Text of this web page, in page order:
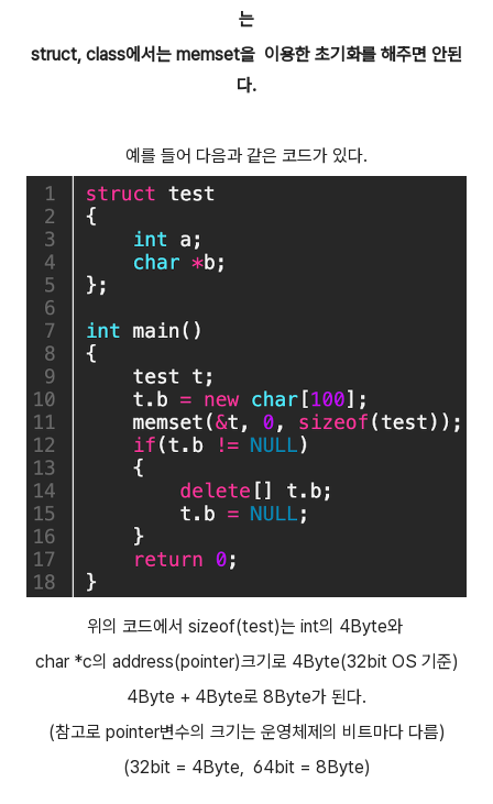
는
struct, class에서는 memset을 이용한 초기화를 해주면 안된
다.
예를 들어 다음과 같은 코드가 있다.
위의 코드에서 sizeof(test)는 int의 4Byte와
char *c의 address(pointer)크기로 4Byte(32bit OS 기준)
4Byte + 4Byte로 8Byte가 된다.
(참고로 pointer변수의 크기는 운영체제의 비트마다 다름)
(32bit = 4Byte, 64bit = 8Byte)